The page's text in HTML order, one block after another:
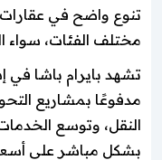
تنوع واضح في عقارات
مختلف الفئات، سواء
تشهد بايرام باشا في
مدفوعًا بمشاريع
النقل، وتوسع
بشكل مباشر على